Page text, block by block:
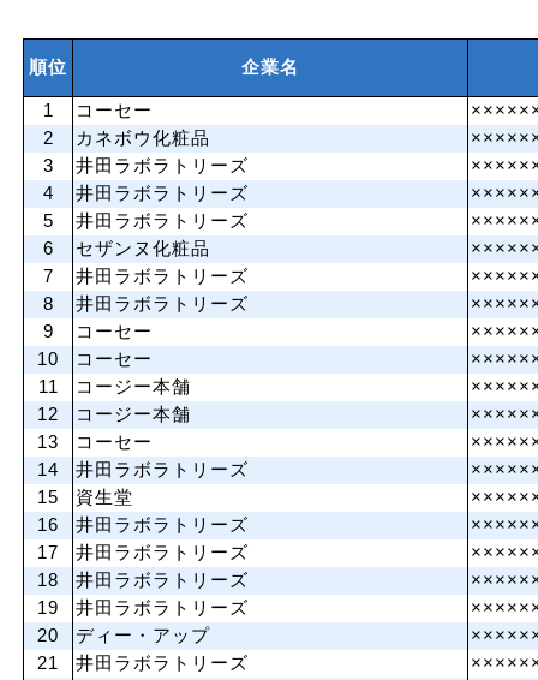
順位 企業名
1 コーセー
2
カネボウ化粧品
3
井田ラボラトリーズ
4
井田ラボラトリーズ
5
井田ラボラトリーズ
6
セザンヌ化粧品
7
井田ラボラトリーズ
8
井田ラボラトリーズ
9
コーセー
10
コーセー
11
コージー本舗
12
コージー本舗
13
コーセー
14
井田ラボラトリーズ
15
資生堂
16
井田ラボラトリーズ
17
井田ラボラトリーズ
18
井田ラボラトリーズ
19
井田ラボラトリーズ
20
ディー・アップ
21
井田ラボラトリーズ